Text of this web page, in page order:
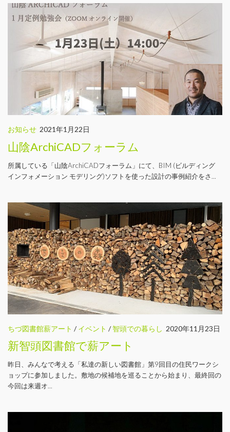
お知らせ 2021年1月22日
山陰ArchiCADフォーラム
所属している「山陰ArchiCADフォーラム」にて、BIM (ビルディング
インフォメーション モデリング)ソフトを使った設計の事例紹介をさ...
ちづ図書館薪アート /イベント /智頭での暮らし 2020年11月23日
新智頭図書館で薪アート
昨日、みんなで考える「私達の新しい図書館」第9回目の住民ワークシ
ョップに参加しました。敷地の候補地を巡ることから始まり、最終回の
今回は来週オ...